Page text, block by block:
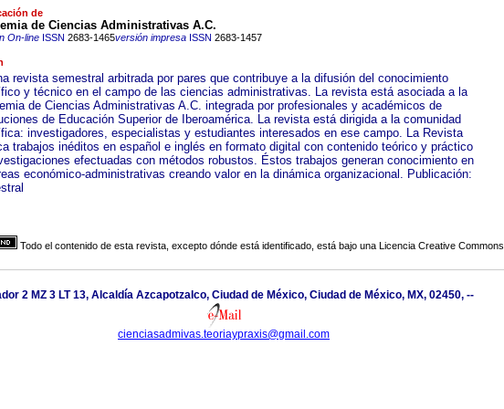
de
de Ciencias Administrativas A.C.
On-lineISSN 2683-1465versión impresaISSN 2683-1457
revista semestral arbitrada por pares que contribuye a la difusión del conocimiento
y técnico en el campo de las ciencias administrativas. La revista está asociada a la
de Ciencias Administrativas A.C. integrada por profesionales y académicos de
de Educación Superior de Iberoamérica. La revista está dirigida a la comunidad
investigadores, especialistas y estudiantes interesados en ese campo. La Revista
trabajos inéditos en español e inglés en formato digital con contenido teórico y práctico
efectuadas con métodos robustos. Éstos trabajos generan conocimiento en
económico-administrativas creando valor en la dinámica organizacional. Publicación:
Todo el contenido de esta revista, excepto dónde está identificado, está bajo una Licencia Creative Commons
2 MZ 3 LT 13, Alcaldía Azcapotzalco, Ciudad de México, Ciudad de México, MX, 02450, --
cienciasadmivas.teoriaypraxis@gmail.com